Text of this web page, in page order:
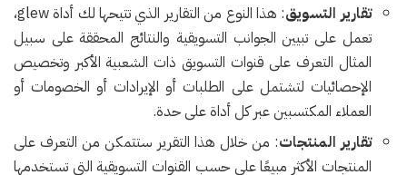
تقارير التسويق
: هذا النوع من التقارير الذي تتيحها لك أداة glew،
تعمل على تبيين الجوانب التسويقية والنتائج المحققة على سبيل
المثال التعرف على قنوات التسويق ذات الشعبية الأكبر وتخصيص
الإحصائيات لتشتمل على الطلبات أو الإيرادات أو الخصومات أو
العملاء المكتسبين عبر كل أداة على حدة.
تقارير المنتجات: من خلال هذا التقرير ستتمكن من التعرف على
المنتجات الأكثر مبيعًا على حسب القنوات التسويقية التي تستخدمها